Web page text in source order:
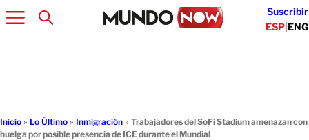
Suscribir
ESP|ENG
Inicio » Lo Último » Inmigración » Trabajadores del SoFi Stadium amenazan con
huelga por posible presencia de ICE durante el Mundial